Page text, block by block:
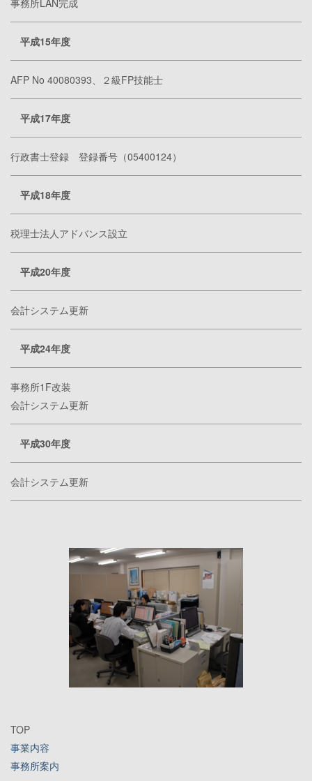
平成15年度
AFP No 40080393、２級FP技能士
平成17年度
行政書士登録 登録番号（05400124）
平成18年度
税理士法人アドバンス設立
平成20年度
会計システム更新
平成24年度
事務所1F改装
会計システム更新
平成30年度
会計システム更新
TOP
事業内容
事務所案内